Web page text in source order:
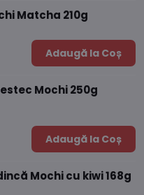
Matcha 210g
Adaugă la Coș
Mochi 250g
Adaugă la Coș
Mochi cu kiwi 168g